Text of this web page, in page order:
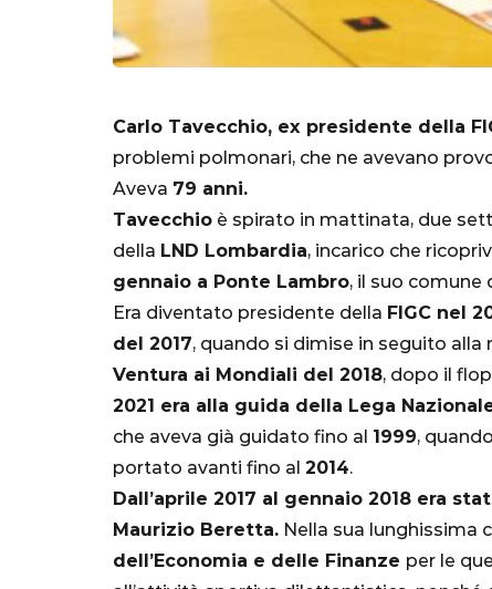
Carlo Tavecchio, ex presidente della
problemi polmonari, che ne avevano
Aveva 79 anni.
Tavecchio è spirato in mattinata, due
della LND Lombardia, incarico che
gennaio a Ponte Lambro, il suo comune
Era diventato presidente della FIGC nel
del 2017, quando si dimise in seguito alla
Ventura ai Mondiali del 2018, dopo il
2021 era alla guida della Lega
che aveva già guidato fino al 1999,
portato avanti fino al 2014.
Dall’aprile 2017 al gennaio 2018 era
Maurizio Beretta. Nella sua lunghissima
dell’Economia e delle Finanze per le
SERIE A
Lautaro
parla
"Bayern?
all'Inter e al